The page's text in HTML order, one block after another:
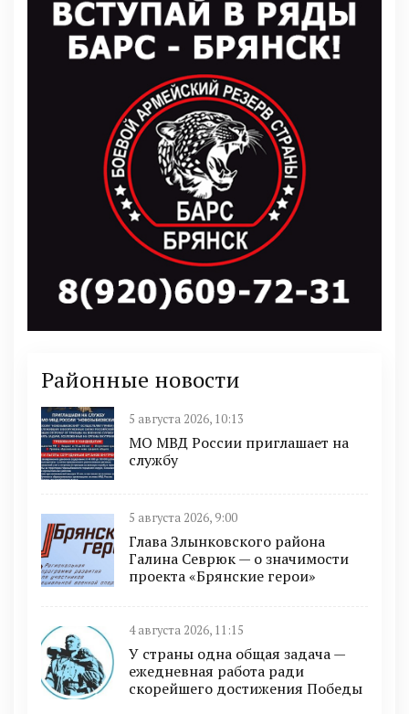
Районные новости
5 августа 2026, 10:13
МО МВД России приглашает на
службу
5 августа 2026, 9:00
Глава Злынковского района
Галина Севрюк — о значимости
проекта «Брянские герои»
4 августа 2026, 11:15
У страны одна общая задача —
ежедневная работа ради
скорейшего достижения Победы